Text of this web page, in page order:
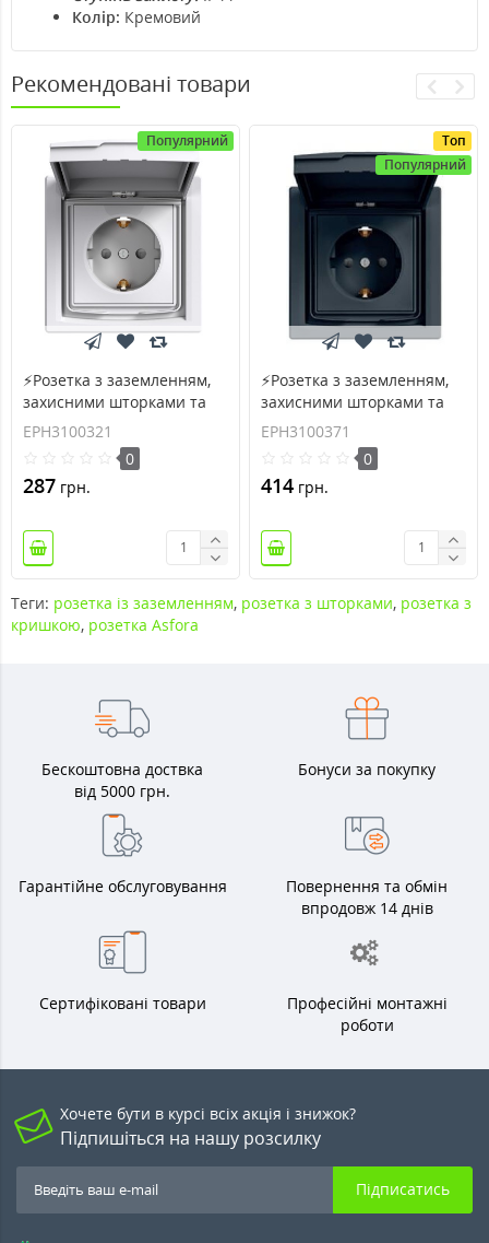
Колір: Кремовий
Рекомендовані товари
Популярний
⚡Розетка з заземленням,
захисними шторками та
кришкою Asfora 16А IP44
біла (EPH3100321)
EPH3100321
0
287 грн.
Топ
Популярний
⚡Розетка з заземленням,
захисними шторками та
кришкою Asfora 16А IP44
антрацит (EPH3100371)
EPH3100371
0
414 грн.
Теги: розетка із заземленням, розетка з шторками, розетка з
кришкою, розетка Asfora
Бескоштовна доствка
від 5000 грн.
Бонуси за покупку
Гарантійне обслуговування
Повернення та обмін
впродовж 14 днів
Сертифіковані товари
Професійні монтажні
роботи
Хочете бути в курсі всіх акція і знижок?
Підпишіться на нашу розсилку
Підписатись